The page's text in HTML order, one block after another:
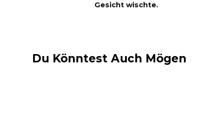
Gesicht wischte.
Du Könntest Auch Mögen